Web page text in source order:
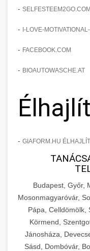
- SELFESTEEM2GO.COM
- I-LOVE-
- FACEBOOK.COM
- BIOAUTOWASCHE.AT
- GIAFORM.HU
Budapest, Győr,
Mosonmagyaróvár,
Pápa, Celldömölk,
Körmend,
Jánosháza,
Sásd, Dombóvár,